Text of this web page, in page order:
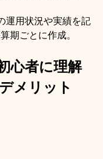
運用状況や実績を記
期ごとに作成。
心者に理解
メリット